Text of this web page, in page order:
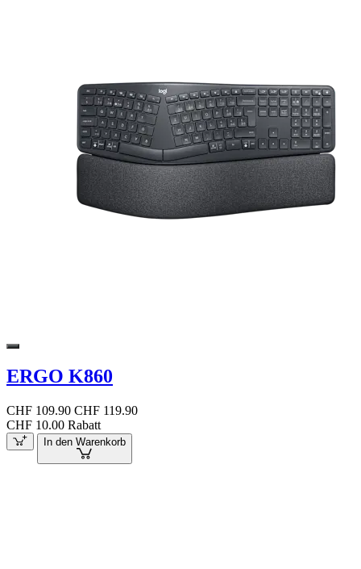
ERGO K860
CHF 109.90 CHF 119.90
CHF 10.00 Rabatt
In den Warenkorb